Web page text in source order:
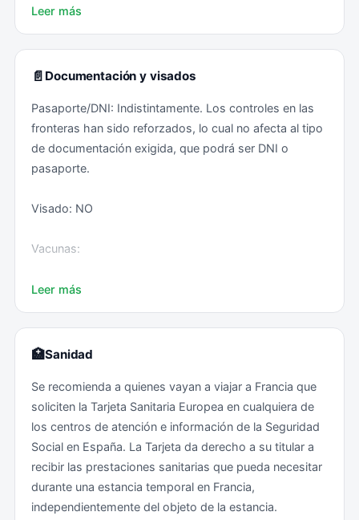
• No llevar toda la documentación, dinero y tarjetas en
• Estar alerta al sacar dinero de un cajero automático
efectivo.
• Ser discreto al utilizar el móvil en un lugar concurrido.
documentación, se recomienda presentar denuncia en
habido daño físico, y "plainte" en caso de robo con
agresión. En el caso de pérdida o robo de la
documentación de viaje (DNI y/o pasaporte) la
interposición de la denuncia es particularmente
uso fraudulento de dicha documentación por parte de
terceras personas.
Los Consulados pueden expedir salvoconductos para
regresar a España a los españoles que se encuentren
indocumentados por pérdida o robo de su DNI y/o
pasaporte. Es obligatorio realizar en el Consulado
Leer más
📄 Documentación y visados
Pasaporte/DNI: Indistintamente. Los controles en las
fronteras han sido reforzados, lo cual no afecta al tipo
de documentación exigida, que podrá ser DNI o
pasaporte.
Visado: NO
Vacunas:
Obligatorias: Ninguna.
Recomendadas: Si viaja a los Departamentos y
colectividades de ultramar, tenga en cuenta que puede
otras enfermedades tropicales.
Atención al viajero:
Leer más
🏥Sanidad
Se recomienda a quienes vayan a viajar a Francia que
soliciten la Tarjeta Sanitaria Europea en cualquiera de
los centros de atención e información de la Seguridad
Social en España. La Tarjeta da derecho a su titular a
recibir las prestaciones sanitarias que pueda necesitar
durante una estancia temporal en Francia,
independientemente del objeto de la estancia.